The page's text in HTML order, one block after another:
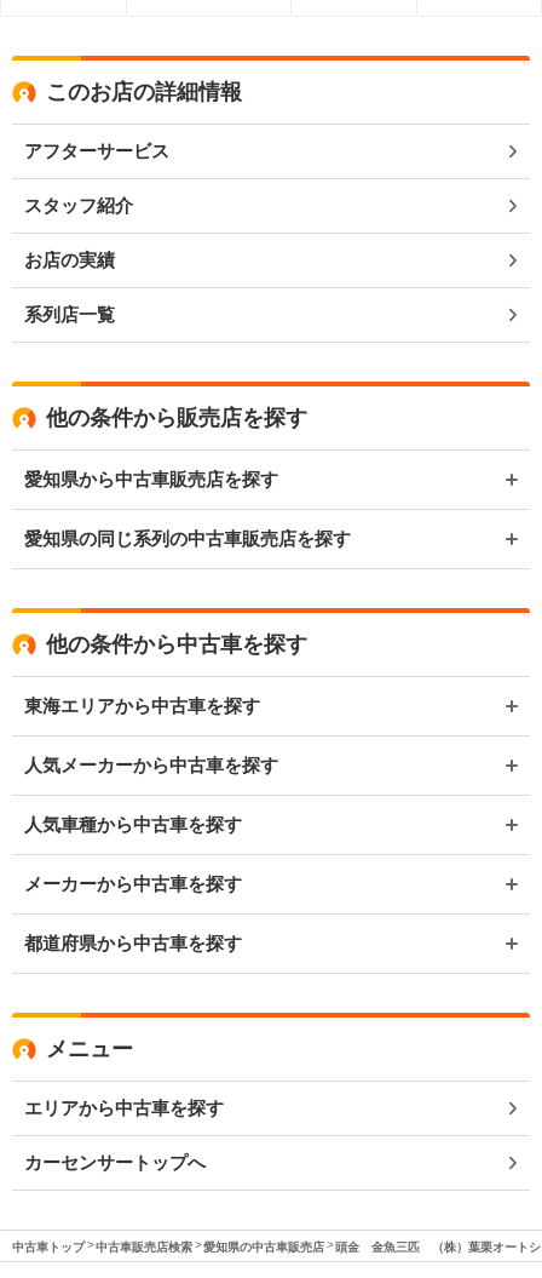
このお店の詳細情報
アフターサービス
スタッフ紹介
お店の実績
系列店一覧
他の条件から販売店を探す
愛知県から中古車販売店を探す
愛知県の同じ系列の中古車販売店を探す
他の条件から中古車を探す
東海エリアから中古車を探す
人気メーカーから中古車を探す
人気車種から中古車を探す
メーカーから中古車を探す
都道府県から中古車を探す
メニュー
エリアから中古車を探す
カーセンサートップへ
中古車トップ 中古車販売店検索 愛知県の中古車販売店 頭金 金魚三匹 （株）葉栗オートシ